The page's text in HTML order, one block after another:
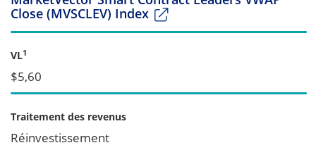
Close (MVSCLEV) Index
VL1
$5,60
Traitement des revenus
Réinvestissement